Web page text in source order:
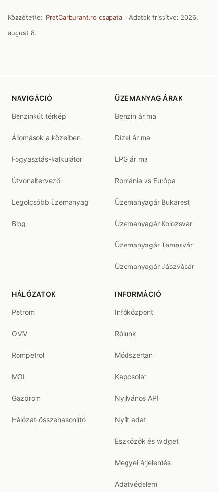
Közzétette: PretCarburant.ro csapata · Adatok frissítve: 2026.
august 8.
NAVIGÁCIÓ
Benzinkút térkép
Állomások a közelben
Fogyasztás-kalkulátor
Útvonaltervező
Legolcsóbb üzemanyag
Blog
ÜZEMANYAG ÁRAK
Benzin ár ma
Dízel ár ma
LPG ár ma
Románia vs Európa
Üzemanyagár Bukarest
Üzemanyagár Kolozsvár
Üzemanyagár Temesvár
Üzemanyagár Jászvásár
HÁLÓZATOK
Petrom
OMV
Rompetrol
MOL
Gazprom
Hálózat-összehasonlító
INFORMÁCIÓ
Infóközpont
Rólunk
Módszertan
Kapcsolat
Nyilvános API
Nyílt adat
Eszközök és widget
Megyei árjelentés
Adatvédelem